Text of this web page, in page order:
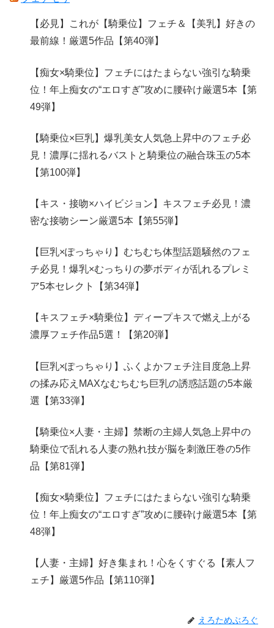
【必見】これが【騎乗位】フェチ＆【美乳】好きの
最前線！厳選5作品【第40弾】
【痴女×騎乗位】フェチにはたまらない強引な騎乗
位！年上痴女の“エロすぎ”攻めに腰砕け厳選5本【第
49弾】
【騎乗位×巨乳】爆乳美女人気急上昇中のフェチ必
見！濃厚に揺れるバストと騎乗位の融合珠玉の5本
【第100弾】
【キス・接吻×ハイビジョン】キスフェチ必見！濃
密な接吻シーン厳選5本【第55弾】
【巨乳×ぽっちゃり】むちむち体型話題騒然のフェ
チ必見！爆乳×むっちりの夢ボディが乱れるプレミ
ア5本セレクト【第34弾】
【キスフェチ×騎乗位】ディープキスで燃え上がる
濃厚フェチ作品5選！【第20弾】
【巨乳×ぽっちゃり】ふくよかフェチ注目度急上昇
の揉み応えMAXなむちむち巨乳の誘惑話題の5本厳
選【第33弾】
【騎乗位×人妻・主婦】禁断の主婦人気急上昇中の
騎乗位で乱れる人妻の熟れ技が脳を刺激圧巻の5作
品【第81弾】
【痴女×騎乗位】フェチにはたまらない強引な騎乗
位！年上痴女の“エロすぎ”攻めに腰砕け厳選5本【第
48弾】
【人妻・主婦】好き集まれ！心をくすぐる【素人フ
ェチ】厳選5作品【第110弾】
えろためぶろぐ